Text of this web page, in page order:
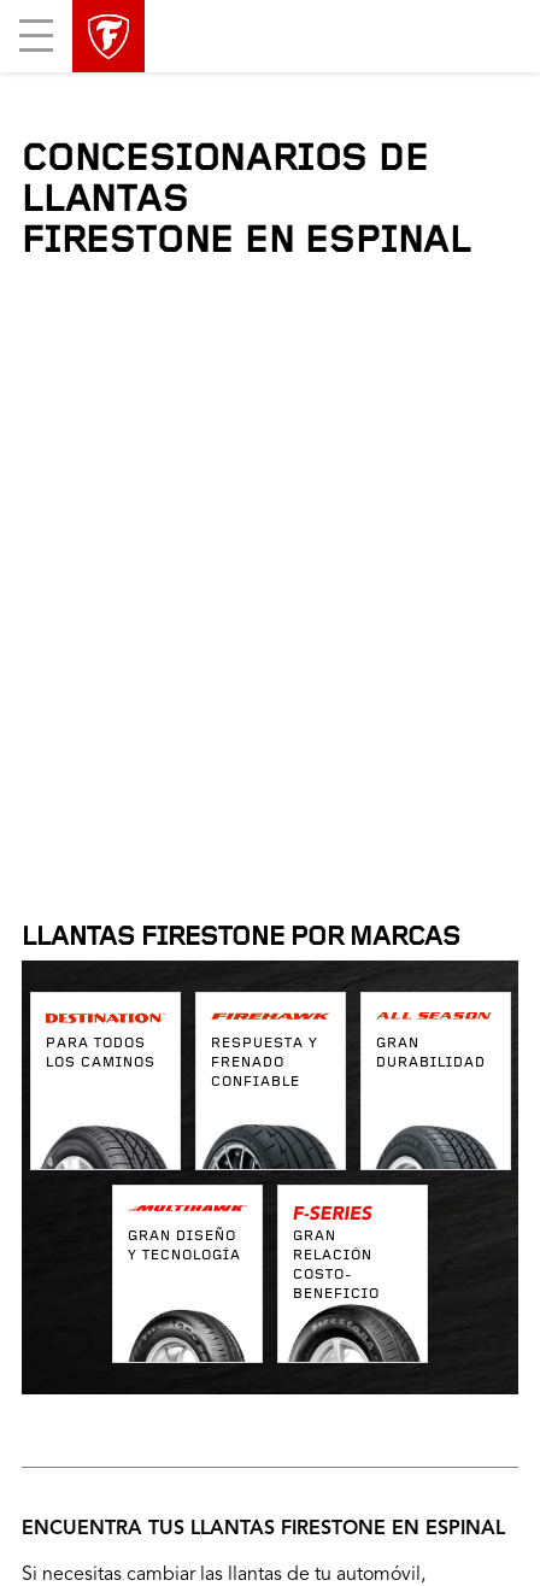
Mobile
Menu
CONCESIONARIOS DE
LLANTAS
FIRESTONE EN ESPINAL
LLANTAS FIRESTONE POR MARCAS
PARA TODOS
LOS CAMINOS
RESPUESTA Y
FRENADO
CONFIABLE
GRAN
DURABILIDAD
GRAN DISEÑO
Y TECNOLOGÍA
GRAN
RELACIÓN
COSTO-
BENEFICIO
ENCUENTRA TUS LLANTAS FIRESTONE EN ESPINAL
Si necesitas cambiar las llantas de tu automóvil,